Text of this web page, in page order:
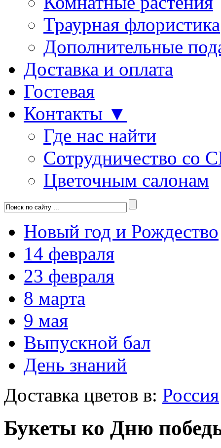
Траурная флористика
Дополнительные
Доставка и оплата
Гостевая
Контакты ▼
Где нас найти
Сотрудничество со
Цветочным салонам
Новый год и Рождество
14 февраля
23 февраля
8 марта
9 мая
Выпускной бал
День знаний
Доставка цветов в: Россия
Букеты ко Дню